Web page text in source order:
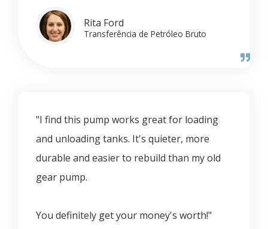
Rita Ford
Transferência de Petróleo Bruto
"I find this pump works great for loading
and unloading tanks. It's quieter, more
durable and easier to rebuild than my old
gear pump.
You definitely get your money's worth!"